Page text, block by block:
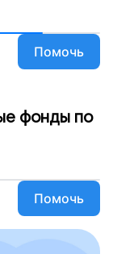
Помочь
фонды по
Помочь